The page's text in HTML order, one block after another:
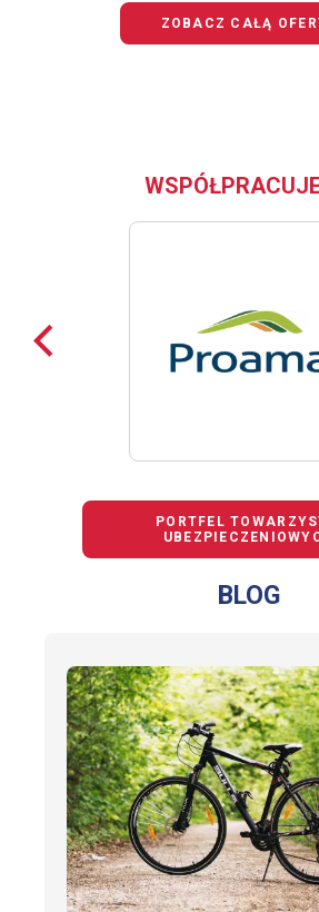
ZOBACZ CAŁĄ
Poprzednie
loga
PORTFEL
BLOG